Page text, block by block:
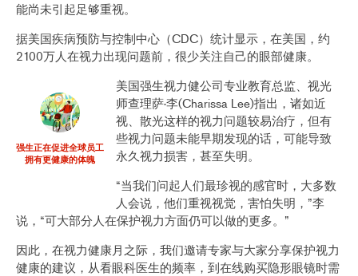
能尚未引起足够重视。
据美国疾病预防与控制中心（CDC）统计显示，在美国，约
2100万人在视力出现问题前，很少关注自己的眼部健康。
强生正在促进全球员工
拥有更健康的体魄
美国强生视力健公司专业教育总监、视光
师查理萨·李(Charissa Lee)指出，诸如近
视、散光这样的视力问题较易治疗，但有
些视力问题未能早期发现的话，可能导致
永久视力损害，甚至失明。
“当我们问起人们最珍视的感官时，大多数
人会说，他们重视视觉，害怕失明，”李
说，“可大部分人在保护视力方面仍可以做的更多。”
因此，在视力健康月之际，我们邀请专家与大家分享保护视力
健康的建议，从看眼科医生的频率，到在线购买隐形眼镜时需